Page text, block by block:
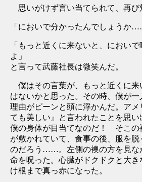
思いがけず言い当てられて、再び
「においで分かったんでしょうか
「もっと近くに来ないと、におい
よ」
と言って武藤社長は微笑んだ。
僕はその言葉が、もっと近くに来
はないかと思った。その時、僕が
理由がピーンと頭に浮かんだ。アメ
ても美しい』と言われたことを思
僕の身体が目当てなのだ！ そこの
が敷かれていて、食事の後、服を
のだろう……。左側の襖の方を見な
命を呪った。心臓がドクドクと大
け根まで真っ赤になった。